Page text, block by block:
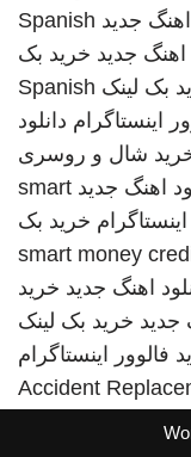
اهنگ جدید Spanish
اهنگ جدید خرید بک
بک لینک Spanish
اینستاگرام دانلود
شال و روسری
اهنگ جدید smart
خرید بک
smart money
اهنگ جدید خرید
جدید خرید بک لینک
فالوور اینستاگرام
Accident